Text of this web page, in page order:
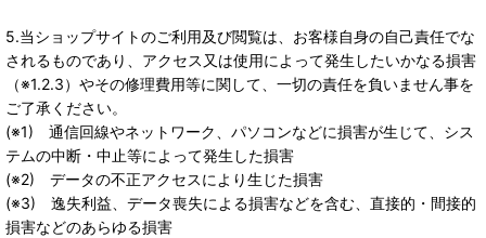
5.当ショップサイトのご利用及び閲覧は、お客様自身の自己責任でな
されるものであり、アクセス又は使用によって発生したいかなる損害
（※1.2.3）やその修理費用等に関して、一切の責任を負いません事を
ご了承ください。
(※1) 通信回線やネットワーク、パソコンなどに損害が生じて、シス
テムの中断・中止等によって発生した損害
(※2) データの不正アクセスにより生じた損害
(※3) 逸失利益、データ喪失による損害などを含む、直接的・間接的
損害などのあらゆる損害